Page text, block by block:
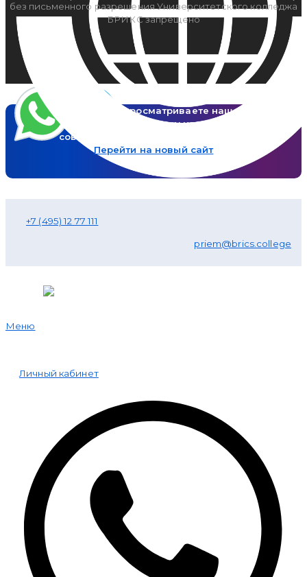
без письменного разрешения Университетского колледжа
БРИКС запрещено
Вы просматриваете наш старый сайт,
теперь у нас новый сайт –
совместный с Университетом БРИКС
Перейти на новый сайт
+7 (495) 12 77 111
priem@brics.college
Меню
Личный кабинет